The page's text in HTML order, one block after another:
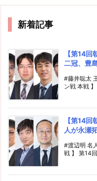
新着記事
【第14
二冠、豊
#藤井聡太
ン戦 本戦
【第14
人が永瀬
#渡辺明 名
戦 】 第14